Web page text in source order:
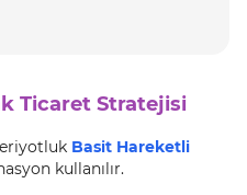
Ticaret Stratejisi
Basit Hareketli
kullanılır.